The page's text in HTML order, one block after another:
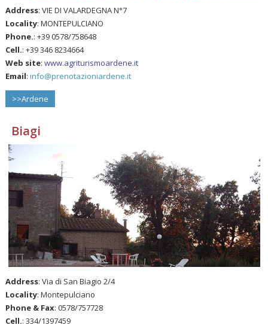
Address: VIE DI VALARDEGNA N°7
Locality: MONTEPULCIANO
Phone.: +39 0578/758648
Cell.: +39 346 8234664
Web site:www.agriturismoardene.it
Email:info@prenotazioniardene.it
>>Ardene
Biagi
Address: Via di San Biagio 2/4
Locality: Montepulciano
Phone & Fax: 0578/757728
Cell.: 334/1397459